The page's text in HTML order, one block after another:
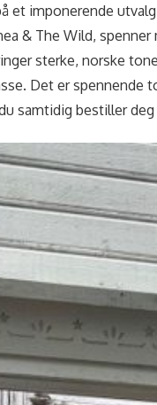
et imponerende
& The Wild,
sterke, norske
Det er spennende
samtidig bestiller